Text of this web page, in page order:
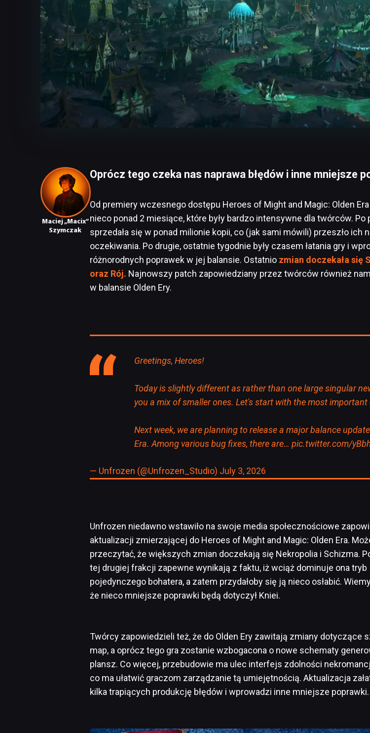
Maciej „Macix”
Szymczak
Oprócz tego czeka nas naprawa błędów i inne mniejsze
Od premiery wczesnego dostępu Heroes of Might and Magic: Olden
nieco ponad 2 miesiące, które były bardzo intensywne dla twórców. Po
sprzedała się w ponad milionie kopii, co (jak sami mówili) przeszło ich
oczekiwania. Po drugie, ostatnie tygodnie były czasem łatania gry i
różnorodnych poprawek w jej balansie. Ostatnio zmian doczekała się
oraz Rój. Najnowszy patch zapowiedziany przez twórców również
w balansie Olden Ery.
Greetings, Heroes!
Today is slightly different as rather than one large singular
you a mix of smaller ones. Let's start with the most important
Next week, we are planning to release a major balance
Era. Among various bug fixes, there are… pic.twitter.com/
— Unfrozen (@Unfrozen_Studio) July 3, 2026
Unfrozen niedawno wstawiło na swoje media społecznościowe
aktualizacji zmierzającej do Heroes of Might and Magic: Olden Era.
przeczytać, że większych zmian doczekają się Nekropolia i Schizma.
tej drugiej frakcji zapewne wynikają z faktu, iż wciąż dominuje ona tryb
pojedynczego bohatera, a zatem przydałoby się ją nieco osłabić.
że nieco mniejsze poprawki będą dotyczył Kniei.
Twórcy zapowiedzieli też, że do Olden Ery zawitają zmiany dotyczące
map, a oprócz tego gra zostanie wzbogacona o nowe schematy
plansz. Co więcej, przebudowie ma ulec interfejs zdolności
co ma ułatwić graczom zarządzanie tą umiejętnością. Aktualizacja
kilka trapiących produkcję błędów i wprowadzi inne mniejsze poprawki.